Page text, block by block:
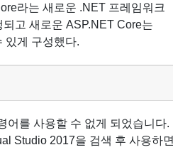
라는 새로운 .NET 프레임워크
고 새로운 ASP.NET Core는
있게 구성했다.
어를 사용할 수 없게 되었습니다.
Studio 2017을 검색 후 사용하면